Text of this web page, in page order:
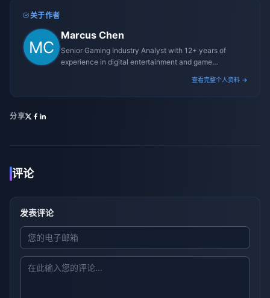
关于作者
Marcus Chen
Senior Gaming Industry Analyst with 12+ years of
experience in digital entertainment and game
查看完整个人资料 →
分享
评论
发表评论